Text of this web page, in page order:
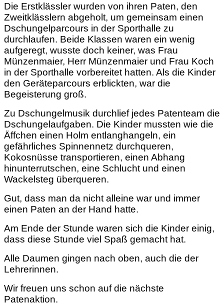
Die Erstklässler wurden von ihren Paten, den
Zweitklässlern abgeholt, um gemeinsam einen
Dschungelparcours in der Sporthalle zu
durchlaufen. Beide Klassen waren ein wenig
aufgeregt, wusste doch keiner, was Frau
Münzenmaier, Herr Münzenmaier und Frau Koch
in der Sporthalle vorbereitet hatten. Als die Kinder
den Geräteparcours erblickten, war die
Begeisterung groß.
Zu Dschungelmusik durchlief jedes Patenteam die
Dschungelaufgaben. Die Kinder mussten wie die
Äffchen einen Holm entlanghangeln, ein
gefährliches Spinnennetz durchqueren,
Kokosnüsse transportieren, einen Abhang
hinunterrutschen, eine Schlucht und einen
Wackelsteg überqueren.
Gut, dass man da nicht alleine war und immer
einen Paten an der Hand hatte.
Am Ende der Stunde waren sich die Kinder einig,
dass diese Stunde viel Spaß gemacht hat.
Alle Daumen gingen nach oben, auch die der
Lehrerinnen.
Wir freuen uns schon auf die nächste
Patenaktion.